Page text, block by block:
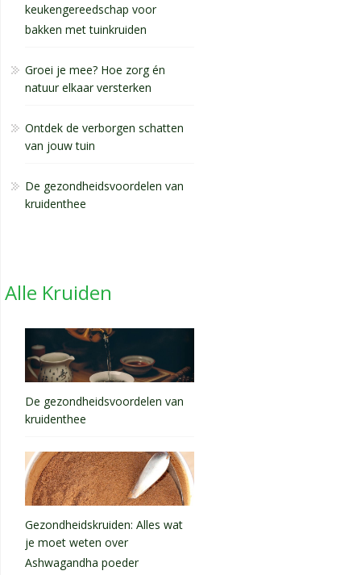
keukengereedschap voor
bakken met tuinkruiden
Groei je mee? Hoe zorg én
natuur elkaar versterken
Ontdek de verborgen schatten
van jouw tuin
De gezondheidsvoordelen van
kruidenthee
Alle Kruiden
De gezondheidsvoordelen van
kruidenthee
Gezondheidskruiden: Alles wat
je moet weten over
Ashwagandha poeder